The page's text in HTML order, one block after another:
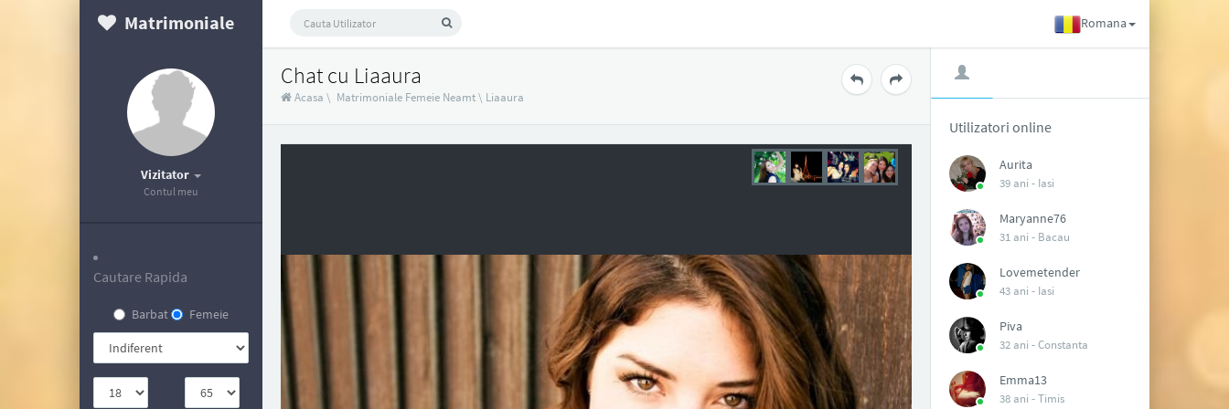
Matrimoniale Romana
Vizitator
Contul meu
Cautare Rapida
Barbat Femeie
Chat cu Liaaura
Acasa \ Matrimoniale Femeie Neamt\ Liaaura
Utilizatori online
Aurita
39 ani - Iasi
Maryanne76
31 ani - Bacau
Lovemetender
43 ani - Iasi
Piva
32 ani -Constanta
Emma13
38 ani -Timis